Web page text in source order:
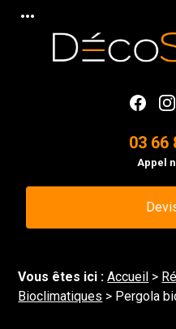
more_horiz
03 66
Appel
Vous êtes ici :Accueil >
Bioclimatiques > Pergola